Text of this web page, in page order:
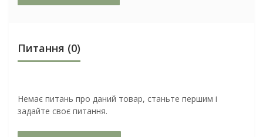
Питання (0)
Немає питань про даний товар, станьте першим і
задайте своє питання.